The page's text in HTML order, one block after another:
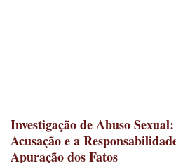
Investigação de Abuso
Acusação e a
Apuração dos Fatos